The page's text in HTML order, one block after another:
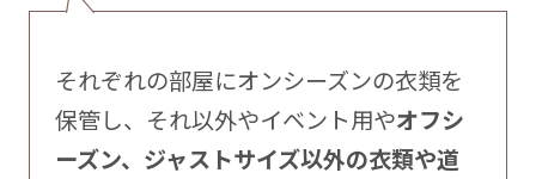
それぞれの部屋にオンシーズンの衣類を
保管し、それ以外やイベント用やオフシ
ーズン、ジャストサイズ以外の衣類や道